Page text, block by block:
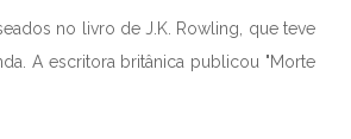
no livro de J.K. Rowling, que teve
A escritora britânica publicou "Morte